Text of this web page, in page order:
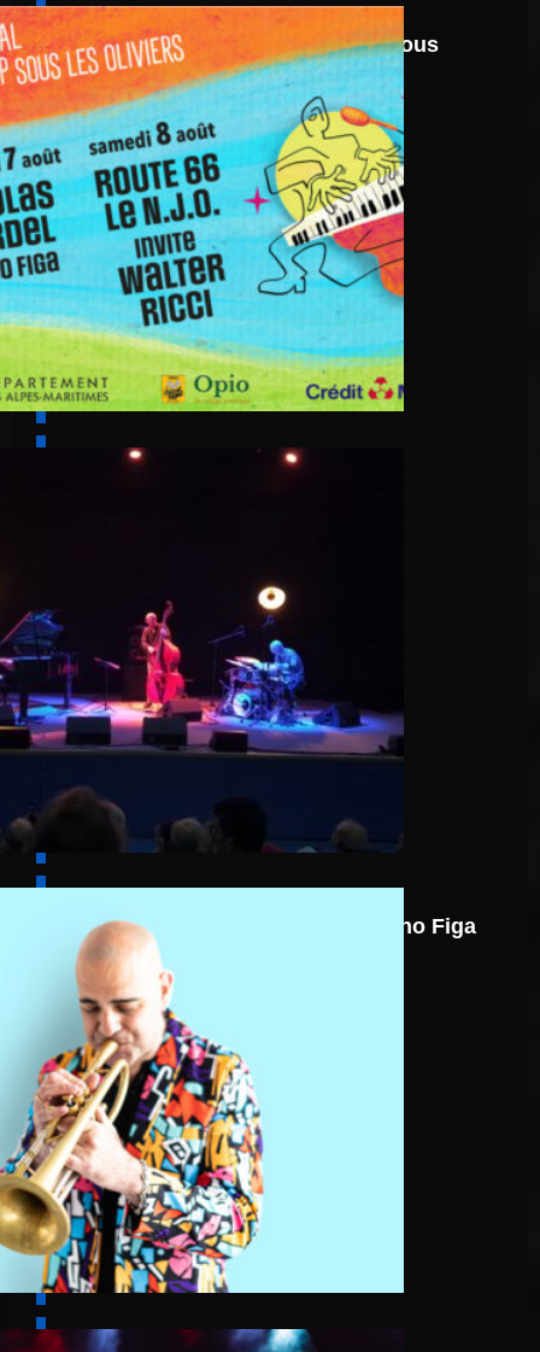
6 août 8 août 2026
Les Oliviers 2026
Nicolas Gardel Mano Figa
8 août